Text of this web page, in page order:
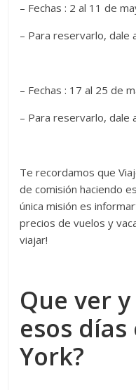
– Fechas : 2 al 11 de
– Para reservarlo, dale
– Fechas : 17 al 25 de
– Para reservarlo, dale
Te recordamos que
de comisión haciendo
única misión es
precios de vuelos y
viajar!
Que ver
esos días
York?